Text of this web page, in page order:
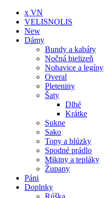
x VN
VELISNOLIS
New
Dámy
Bundy a kabáty
Nočná bielizeň
Nohavice a legíny
Overal
Pleteniny
Šaty
Dlhé
Krátke
Sukne
Sako
Topy a blúzky
Spodné prádlo
Mikiny a tepláky
Župany
Páni
Doplnky
Rúška